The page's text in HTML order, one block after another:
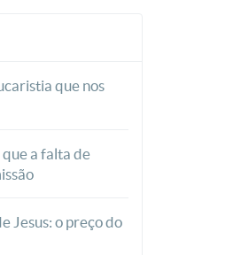
que nos
a falta de
Jesus: o preço do